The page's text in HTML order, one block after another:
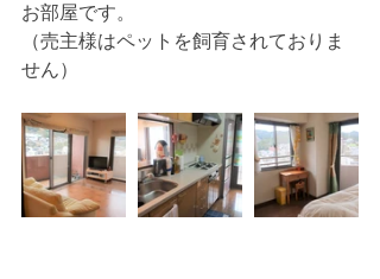
お部屋です。
（売主様はペットを飼育されておりま
せん）